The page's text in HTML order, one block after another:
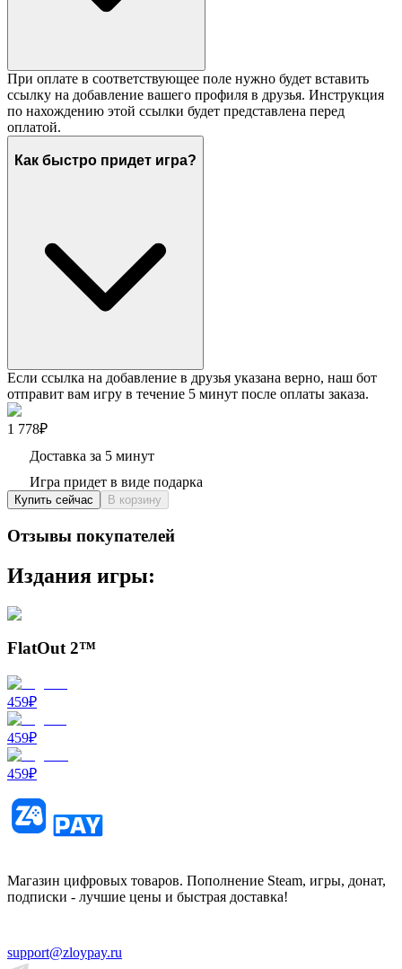
При оплате в соответствующее поле нужно будет вставить
ссылку на добавление вашего профиля в друзья. Инструкция
по нахождению этой ссылки будет представлена перед
оплатой.
Как быстро придет игра?
Если ссылка на добавление в друзья указана верно, наш бот
отправит вам игру в течение 5 минут после оплаты заказа.
1 778₽
Доставка за 5 минут
Игра придет в виде подарка
Купить сейчас В корзину
Отзывы покупателей
Издания игры:
FlatOut 2™
459₽
459₽
459₽
Магазин цифровых товаров. Пополнение Steam, игры, донат,
подписки - лучшие цены и быстрая доставка!
support@zloypay.ru